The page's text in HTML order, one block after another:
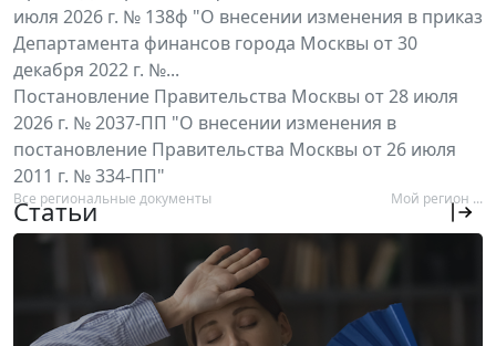
июля 2026 г. № 138ф "О внесении изменения в приказ
Департамента финансов города Москвы от 30
декабря 2022 г. №...
Постановление Правительства Москвы от 28 июля
2026 г. № 2037-ПП "О внесении изменения в
постановление Правительства Москвы от 26 июля
2011 г. № 334-ПП"
Все региональные документы Мой регион ...
Статьи